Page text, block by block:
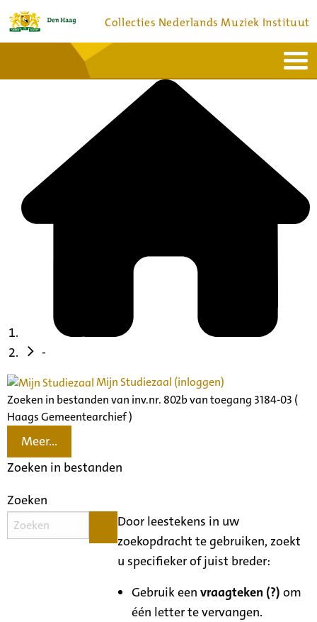
Collecties Nederlands Muziek Instituut
Bronnen en collecties
-
Mijn Studiezaal (inloggen)
Zoeken in bestanden van inv.nr. 802b van toegang 3184-03 (
Haags Gemeentearchief )
Meer...
Zoeken in bestanden
Zoeken
Door leestekens in uw
zoekopdracht te gebruiken, zoekt
u specifieker of juist breder:
Gebruik eenvraagteken (?) om
één letter te vervangen.